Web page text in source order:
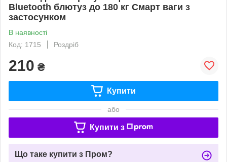
Bluetooth блютуз до 180 кг Смарт ваги з
застосунком
В наявності
Код: 1715
Роздріб
210 ₴
Купити
або
Купити з
Що таке купити з Пром?